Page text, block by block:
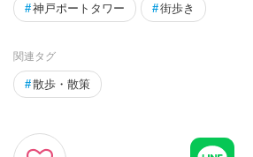
#神戸ポートタワー #街歩き
関連タグ
#散歩・散策